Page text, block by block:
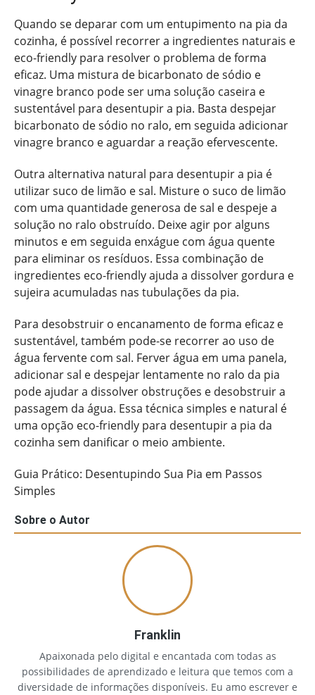
Quando se deparar com um entupimento na pia da
cozinha, é possível recorrer a ingredientes naturais e
eco-friendly para resolver o problema de forma
eficaz. Uma mistura de bicarbonato de sódio e
vinagre branco pode ser uma solução caseira e
sustentável para desentupir a pia. Basta despejar
bicarbonato de sódio no ralo, em seguida adicionar
vinagre branco e aguardar a reação efervescente.
Outra alternativa natural para desentupir a pia é
utilizar suco de limão e sal. Misture o suco de limão
com uma quantidade generosa de sal e despeje a
solução no ralo obstruído. Deixe agir por alguns
minutos e em seguida enxágue com água quente
para eliminar os resíduos. Essa combinação de
ingredientes eco-friendly ajuda a dissolver gordura e
sujeira acumuladas nas tubulações da pia.
Para desobstruir o encanamento de forma eficaz e
sustentável, também pode-se recorrer ao uso de
água fervente com sal. Ferver água em uma panela,
adicionar sal e despejar lentamente no ralo da pia
pode ajudar a dissolver obstruções e desobstruir a
passagem da água. Essa técnica simples e natural é
uma opção eco-friendly para desentupir a pia da
cozinha sem danificar o meio ambiente.
Guia Prático: Desentupindo Sua Pia em Passos
Simples
Sobre o Autor
Franklin
Apaixonada pelo digital e encantada com todas as
possibilidades de aprendizado e leitura que temos com a
diversidade de informações disponíveis. Eu amo escrever e